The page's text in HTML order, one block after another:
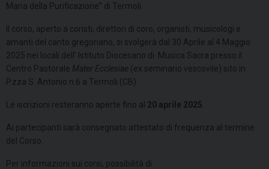
Maria della Purificazione” di Termoli.
Il corso, aperto a coristi, direttori di coro, organisti, musicologi e
amanti del canto gregoriano, si svolgerà dal 30 Aprile al 4 Maggio
2025 nei locali dell’ Istituto Diocesano di Musica Sacra presso il
Centro Pastorale Mater Ecclesiae (ex seminario vescovile) sito in
P.zza S. Antonio n.6 a Termoli (CB).
Le iscrizioni resteranno aperte fino al 20 aprile 2025
Ai partecipanti sarà consegnato attestato di frequenza al termine
del Corso.
Per informazioni sui corsi, possibilità di